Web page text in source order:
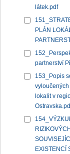
látek.pdf
PLÁN
partnerství
153_Popis
vyloučených
lokalit v
EXISTENCÍ